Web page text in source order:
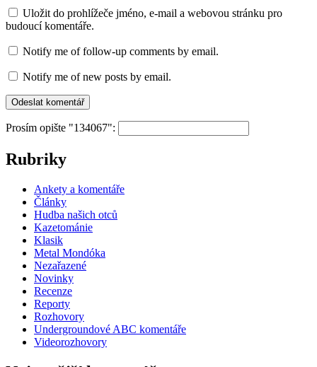
Uložit do prohlížeče jméno, e-mail a webovou stránku pro
budoucí komentáře.
Notify me of follow-up comments by email.
Notify me of new posts by email.
Prosím opište "134067":
Rubriky
Ankety a komentáře
Články
Hudba našich otců
Kazetománie
Klasik
Metal Mondóka
Nezařazené
Novinky
Recenze
Reporty
Rozhovory
Undergroundové ABC komentáře
Videorozhovory